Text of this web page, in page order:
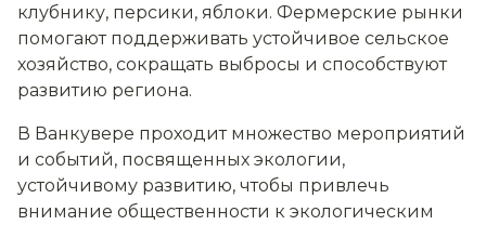
клубнику, персики, яблоки. Фермерские рынки
помогают поддерживать устойчивое сельское
хозяйство, сокращать выбросы и способствуют
развитию региона.
В Ванкувере проходит множество мероприятий
и событий, посвященных экологии,
устойчивому развитию, чтобы привлечь
внимание общественности к экологическим